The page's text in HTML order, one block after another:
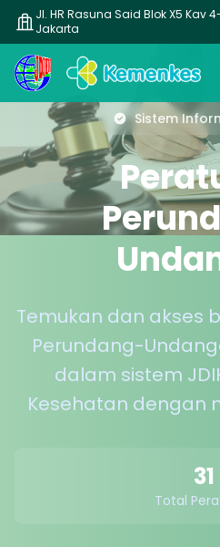
Jl. HR Rasuna Said Blok X5 Kav
Jakarta
Sistem
Temukan dan akses
Perundang-
dalam sistem
Kesehatan dengan
31
Total